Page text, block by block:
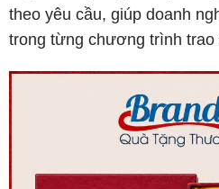
theo yêu cầu, giúp doanh
trong từng chương trình trao